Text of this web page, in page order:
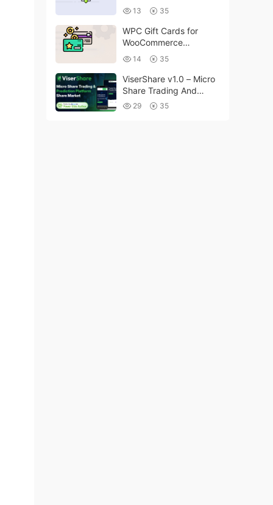
(Premium) v1.0.2
13 35
WPC Gift Cards for
WooCommerce
(Premium) v1.0.2
14 35
ViserShare v1.0 – Micro
Share Trading And
Prediction Platform |
29 35